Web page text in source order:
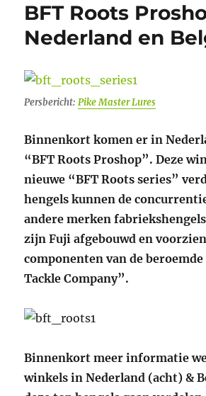
BFT Roots
Nederland en
Persbericht:Pike Master Lures
Binnenkort komen er in
“BFT Roots Proshop”. Deze
nieuwe “BFT Roots series”
hengels kunnen de
andere merken
zijn Fuji afgebouwd en
componenten van de
Tackle Company”.
Binnenkort meer informatie
winkels in Nederland (acht) &